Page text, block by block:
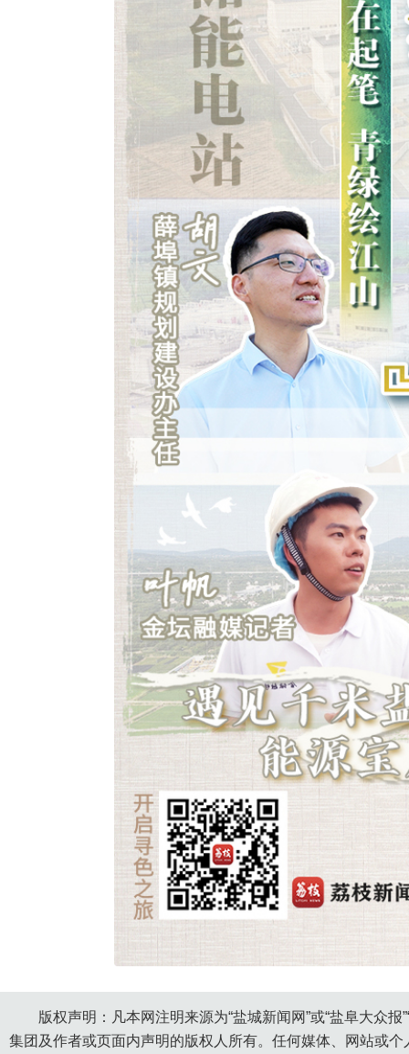
版权声明：凡本网注明来源为“盐城新闻网”或“盐阜大众
集团及作者或页面内声明的版权人所有。任何媒体、网站或